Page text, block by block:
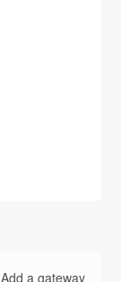
Add a gateway